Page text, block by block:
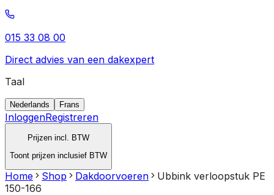
015 33 08 00
Direct advies van een dakexpert
Taal
Nederlands Frans
InloggenRegistreren
Prijzen incl. BTW
Toont prijzen inclusief BTW
Home Shop Dakdoorvoeren
Ubbink verloopstuk PE
150-166